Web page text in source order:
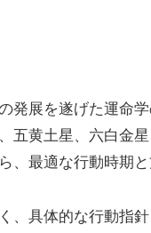
発展を遂げた運命
五黄土星、六白金
最適な行動時期と
、具体的な行動指